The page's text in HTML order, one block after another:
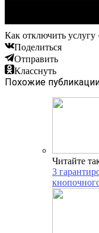
Как отключить услугу
Поделиться
Отправить
Класснуть
Похожие
Читайте
3